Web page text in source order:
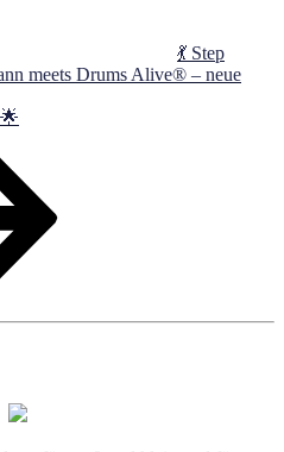
💃 Step
meets Drums Alive® – neue